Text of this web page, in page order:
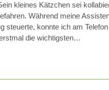
kleines Kätzchen sei
Während meine
steuerte, konnte ich am Telefon
die wichtigsten…